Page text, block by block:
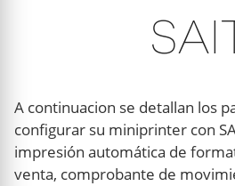
A continuacion se detallan los
configurar su miniprinter con
impresión automática de
venta, comprobante de